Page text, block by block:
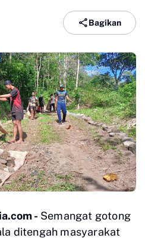
Bagikan
- Semangat gotong
ditengah masyarakat